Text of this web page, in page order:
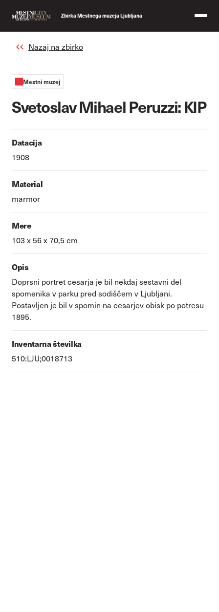
Zbirka Mestnega muzeja Ljubljana
Nazaj na zbirko
Mestni muzej
Svetoslav Mihael Peruzzi: KIP
Datacija
1908
Material
marmor
Mere
103 x 56 x 70,5 cm
Opis
Doprsni portret cesarja je bil nekdaj sestavni del
spomenika v parku pred sodiščem v Ljubljani.
Postavljen je bil v spomin na cesarjev obisk po potresu
1895.
Inventarna številka
510:LJU;0018713